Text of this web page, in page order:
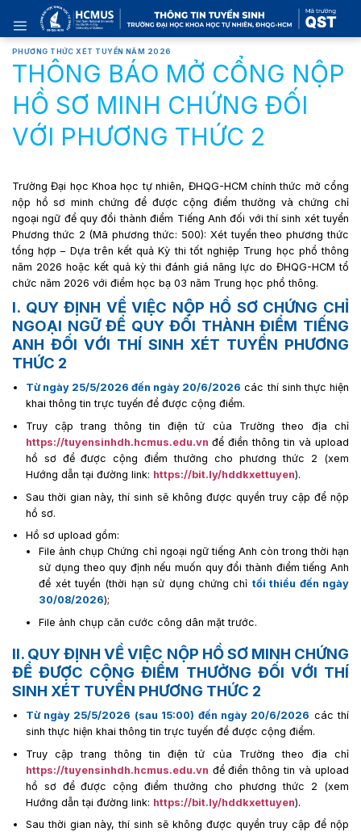
content
PHƯƠNG THỨC XÉT TUYỂN NĂM 2026
THÔNG BÁO MỞ CỔNG NỘP
HỒ SƠ MINH CHỨNG ĐỐI
VỚI PHƯƠNG THỨC 2
Trường Đại học Khoa học tự nhiên, ĐHQG-HCM chính thức mở cổng
nộp hồ sơ minh chứng để được cộng điểm thưởng và chứng chỉ
ngoại ngữ để quy đổi thành điểm Tiếng Anh đối với thí sinh xét tuyển
Phương thức 2 (Mã phương thức: 500): Xét tuyển theo phương thức
tổng hợp – Dựa trên kết quả Kỳ thi tốt nghiệp Trung học phổ thông
năm 2026 hoặc kết quả kỳ thi đánh giá năng lực do ĐHQG-HCM tổ
chức năm 2026 với điểm học bạ 03 năm Trung học phổ thông.
I. QUY ĐỊNH VỀ VIỆC NỘP HỒ SƠ CHỨNG CHỈ
NGOẠI NGỮ ĐỂ QUY ĐỔI THÀNH ĐIỂM TIẾNG
ANH ĐỐI VỚI THÍ SINH XÉT TUYỂN PHƯƠNG
THỨC 2
Từ ngày 25/5/2026 đến ngày 20/6/2026 các thí sinh thực hiện
khai thông tin trực tuyến để được cộng điểm.
Truy cập trang thông tin điện tử của Trường theo địa chỉ
https://tuyensinhdh.hcmus.edu.vn để điền thông tin và upload
hồ sơ để được cộng điểm thưởng cho phương thức 2 (xem
Hướng dẫn tại đường link: https://bit.ly/hddkxettuyen).
Sau thời gian này, thí sinh sẽ không được quyền truy cập để nộp
hồ sơ.
Hồ sơ upload gồm:
File ảnh chụp Chứng chỉ ngoại ngữ tiếng Anh còn trong thời hạn
sử dụng theo quy định nếu muốn quy đổi thành điểm tiếng Anh
để xét tuyển (thời hạn sử dụng chứng chỉ tối thiểu đến ngày
30/08/2026);
File ảnh chụp căn cước công dân mặt trước.
II. QUY ĐỊNH VỀ VIỆC NỘP HỒ SƠ MINH CHỨNG
ĐỂ ĐƯỢC CỘNG ĐIỂM THƯỞNG ĐỐI VỚI THÍ
SINH XÉT TUYỂN PHƯƠNG THỨC 2
Từ ngày 25/5/2026 (sau 15:00) đến ngày 20/6/2026 các thí
sinh thực hiện khai thông tin trực tuyến để được cộng điểm.
Truy cập trang thông tin điện tử của Trường theo địa chỉ
https://tuyensinhdh.hcmus.edu.vn để điền thông tin và upload
hồ sơ để được cộng điểm thưởng cho phương thức 2 (xem
Hướng dẫn tại đường link: https://bit.ly/hddkxettuyen).
Sau thời gian này, thí sinh sẽ không được quyền truy cập để nộp